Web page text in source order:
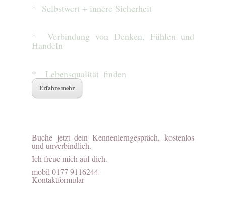
* Selbstwert + innere Sicherheit
* Verbindung von Denken, Fühlen und
Handeln
* Lebensqualität finden
Erfahre mehr
Buche jetzt dein Kennenlerngespräch, kostenlos
und unverbindlich.
Ich freue mich auf dich.
mobil 0177 9116244
Kontaktformular